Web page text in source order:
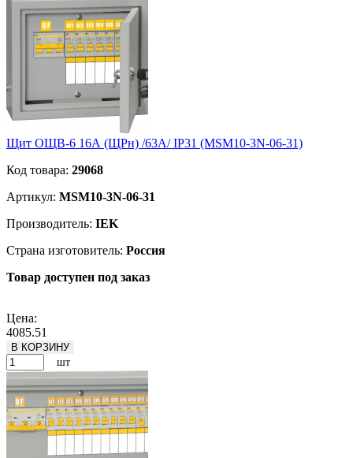
Щит ОЩВ-6 16А (ЩРн) /63А/ IP31 (MSM10-3N-06-31)
Код товара: 29068
Артикул: MSM10-3N-06-31
Производитель: IEK
Страна изготовитель: Россия
Товар доступен под заказ
Цена:
4085.51
В КОРЗИНУ
шт